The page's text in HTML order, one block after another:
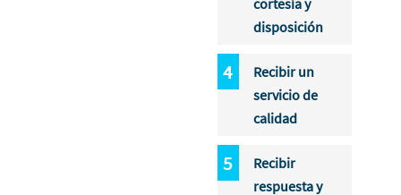
disposición
Recibir un
servicio de
calidad
Recibir
respuesta y